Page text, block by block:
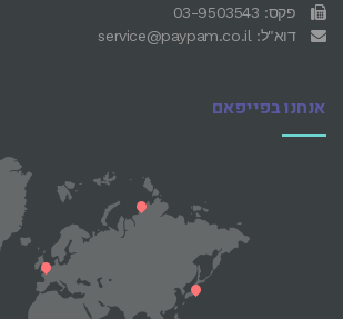
פקס: 03-9503543
דוא"ל: service@paypam.co.il
אנחנו בפייפאם